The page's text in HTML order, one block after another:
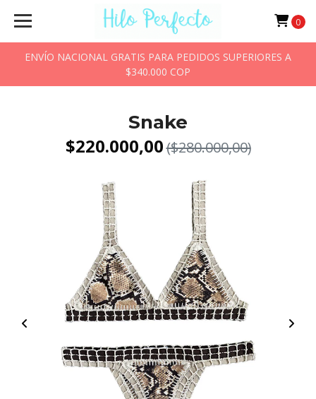
ENVÍO NACIONAL GRATIS PARA PEDIDOS SUPERIORES A
$340.000 COP
0
Snake
$220.000,00($280.000,00)